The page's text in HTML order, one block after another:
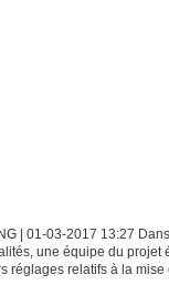
| 01-03-2017 13:27
une équipe du projet
réglages relatifs à la mise